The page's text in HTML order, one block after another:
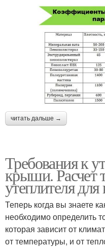
читать дальше →
Требования к
крыши. Расчет
утеплителя
Теперь когда вы знаете
необходимо определить
которая зависит от
от температуры, и от